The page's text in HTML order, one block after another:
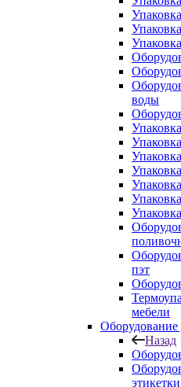
воды
пэт
мебели
Оборудование
Назад
этикетки